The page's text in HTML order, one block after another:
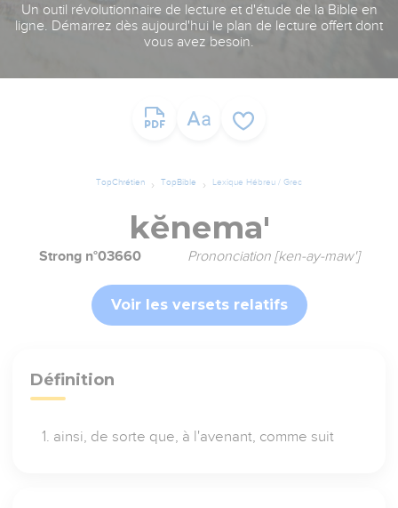
Un outil révolutionnaire de lecture et d'étude de la Bible en
ligne. Démarrez dès aujourd'hui le plan de lecture offert dont
vous avez besoin.
TopChrétien TopBible Lexique Hébreu / Grec
kĕnema'
Strong n°03660 Prononciation [ken-ay-maw']
Voir les versets relatifs
Définition
ainsi, de sorte que, à l'avenant, comme suit